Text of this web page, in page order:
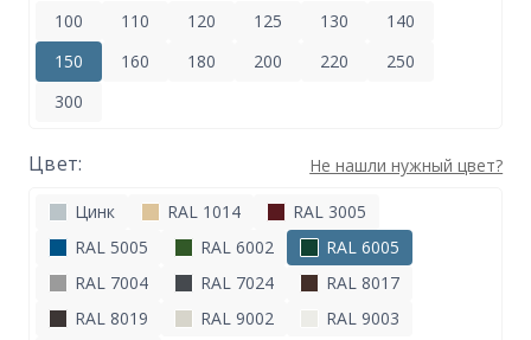
100 110 120 125 130
140
150
160 180 200 220
250
300
Цвет: Не нашли нужный цвет?
Цинк RAL 1014
RAL 3005
RAL 5005
RAL 6002
RAL 6005
RAL 7004
RAL 7024
RAL 8017
RAL 8019
RAL 9002
RAL 9003